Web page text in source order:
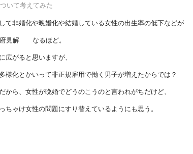
いて考えてみた
て非婚化や晩婚化や結婚している女性の出生率の低下などが
見解 なるほど。
広がると思いますが、
様化とかいって非正規雇用で働く男子が増えたからでは？
から、女性が晩婚でどうのこうのと言われがちだけど、
ちゃけ女性の問題にすり替えているようにも思う。